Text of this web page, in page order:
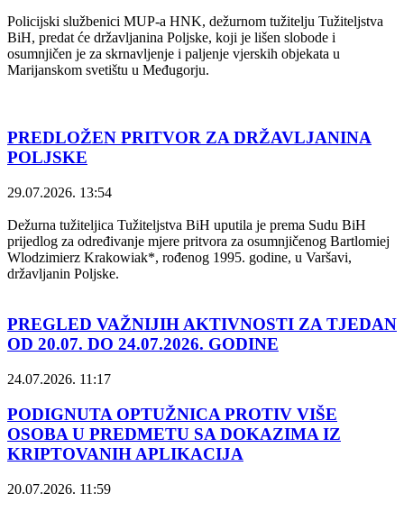
Policijski službenici MUP-a HNK, dežurnom tužitelju Tužiteljstva
BiH, predat će državljanina Poljske, koji je lišen slobode i
osumnjičen je za skrnavljenje i paljenje vjerskih objekata u
Marijanskom svetištu u Međugorju.
PREDLOŽEN PRITVOR ZA DRŽAVLJANINA
POLJSKE
29.07.2026. 13:54
Dežurna tužiteljica Tužiteljstva BiH uputila je prema Sudu BiH
prijedlog za određivanje mjere pritvora za osumnjičenog Bartlomiej
Wlodzimierz Krakowiak*, rođenog 1995. godine, u Varšavi,
državljanin Poljske.
PREGLED VAŽNIJIH AKTIVNOSTI ZA TJEDAN
OD 20.07. DO 24.07.2026. GODINE
24.07.2026. 11:17
PODIGNUTA OPTUŽNICA PROTIV VIŠE
OSOBA U PREDMETU SA DOKAZIMA IZ
KRIPTOVANIH APLIKACIJA
20.07.2026. 11:59